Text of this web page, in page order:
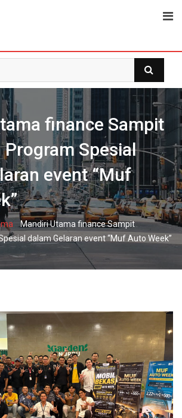
finance Sampit
Program Spesial
event “Muf
-Mandiri Utama finance Sampit
dalam Gelaran event “Muf Auto Week”